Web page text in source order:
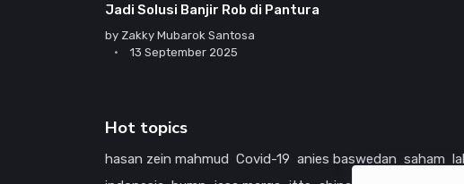
Jadi Solusi Banjir Rob di Pantura
by Zakky Mubarok Santosa
13 September 2025
Hot topics
hasan zein mahmud Covid-19 anies baswedan saham